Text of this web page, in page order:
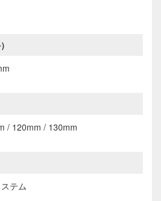
/ 120mm / 130mm
テム